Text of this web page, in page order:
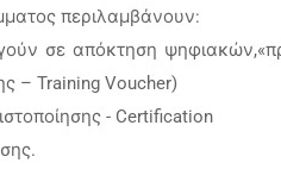
περιλαμβάνουν:
σε απόκτηση
– Training Voucher)
- Certification